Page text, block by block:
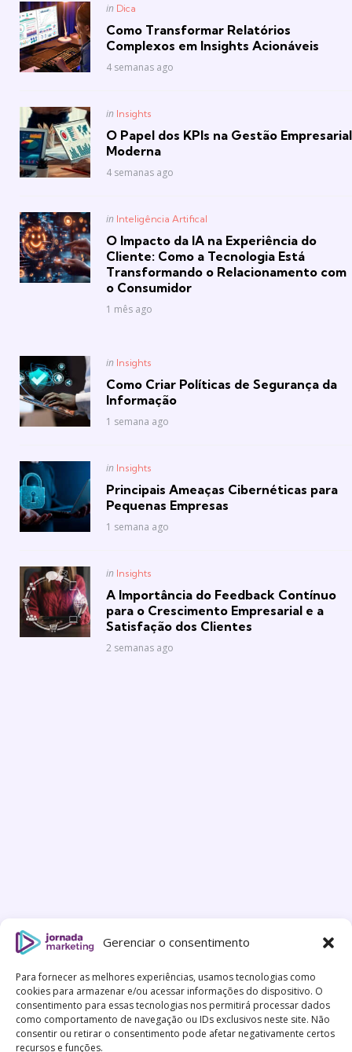
Gerenciar o consentimento
Para fornecer as melhores experiências, usamos tecnologias como
cookies para armazenar e/ou acessar informações do dispositivo. O
consentimento para essas tecnologias nos permitirá processar dados
como comportamento de navegação ou IDs exclusivos neste site. Não
consentir ou retirar o consentimento pode afetar negativamente certos
recursos e funções.
Posted
in
in Dica
Como Transformar Relatórios
Complexos em Insights Acionáveis
4 semanas ago
Posted
in
in Insights
O Papel dos KPIs na Gestão Empresarial
Moderna
4 semanas ago
Posted
in
in Inteligência Artifical
O Impacto da IA na Experiência do
Cliente: Como a Tecnologia Está
Transformando o Relacionamento com
o Consumidor
1 mês ago
Posted
in
in Insights
Como Criar Políticas de Segurança da
Informação
1 semana ago
Posted
in
in Insights
Principais Ameaças Cibernéticas para
Pequenas Empresas
1 semana ago
Posted
in
in Insights
A Importância do Feedback Contínuo
para o Crescimento Empresarial e a
Satisfação dos Clientes
2 semanas ago